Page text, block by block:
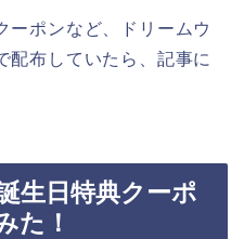
ーポンなど、ドリームウ
配布していたら、記事に
生日特典クーポ
た！